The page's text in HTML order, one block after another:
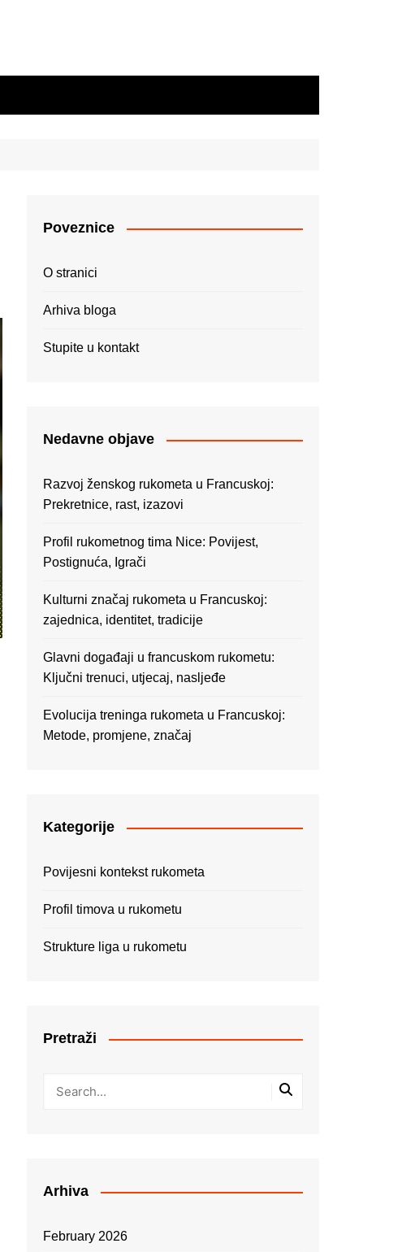
Poveznice
O stranici
Arhiva bloga
Stupite u kontakt
Nedavne objave
Razvoj ženskog rukometa u Francuskoj:
Prekretnice, rast, izazovi
Profil rukometnog tima Nice: Povijest,
Postignuća, Igrači
Kulturni značaj rukometa u Francuskoj:
zajednica, identitet, tradicije
Glavni događaji u francuskom rukometu:
Ključni trenuci, utjecaj, nasljeđe
Evolucija treninga rukometa u Francuskoj:
Metode, promjene, značaj
Kategorije
Povijesni kontekst rukometa
Profil timova u rukometu
Strukture liga u rukometu
Pretraži
Arhiva
February 2026